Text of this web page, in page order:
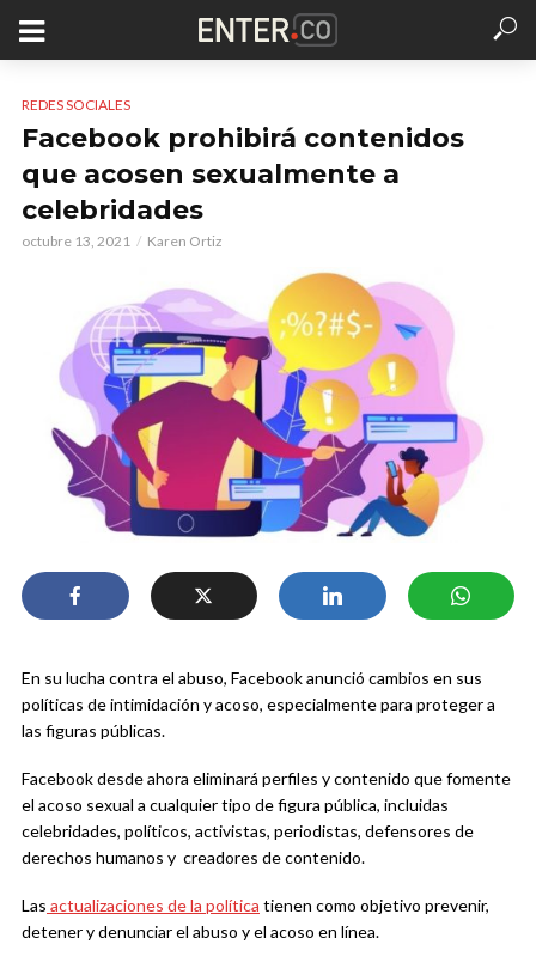
REDES SOCIALES
Facebook prohibirá contenidos
que acosen sexualmente a
celebridades
octubre 13, 2021 Karen Ortiz
En su lucha contra el abuso, Facebook anunció cambios en sus
políticas de intimidación y acoso, especialmente para proteger a
las figuras públicas.
Facebook desde ahora eliminará perfiles y contenido que fomente
el acoso sexual a cualquier tipo de figura pública, incluidas
celebridades, políticos, activistas, periodistas, defensores de
derechos humanos y creadores de contenido.
Las actualizaciones de la política tienen como objetivo prevenir,
detener y denunciar el abuso y el acoso en línea.